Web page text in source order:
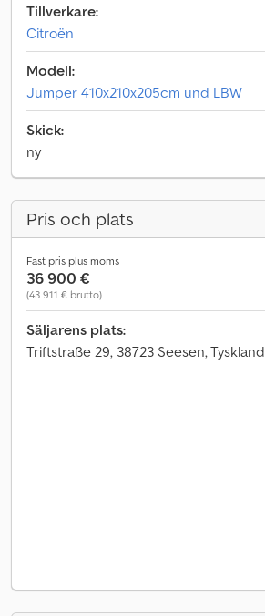
Tillverkare:
Citroën
Modell:
Jumper 410x210x205cm und LBW
Skick:
ny
Pris och plats
Fast pris plus moms
36 900 €
(43 911 € brutto)
Säljarens plats:
Triftstraße 29, 38723 Seesen, Tyskland